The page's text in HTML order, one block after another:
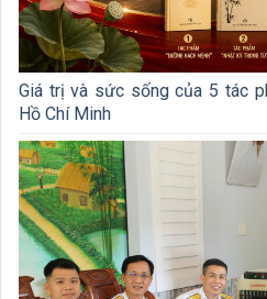
Giá trị và sức sống của 5 tác
Hồ Chí Minh